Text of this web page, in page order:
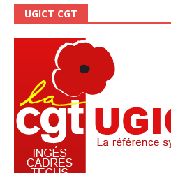
UGICT CGT